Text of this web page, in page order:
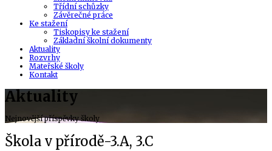
Třídní schůzky
Závěrečné práce
Ke stažení
Tiskopisy ke stažení
Základní školní dokumenty
Aktuality
Rozvrhy
Mateřské školy
Kontakt
Aktuality
Nejnovější příspěvky školy
Škola v přírodě-3.A, 3.C